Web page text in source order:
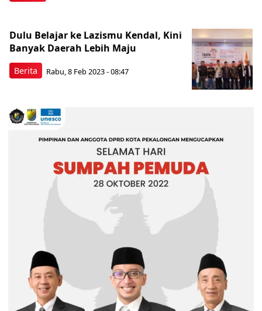
Berita
Dulu Belajar ke Lazismu Kendal, Kini
Banyak Daerah Lebih Maju
Rabu, 8 Feb 2023 - 08:47